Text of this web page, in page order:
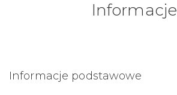
Informacje
Informacje podstawowe